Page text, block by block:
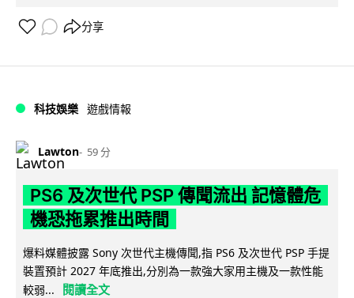
分享
科技娛樂 遊戲情報
Lawton 59 分
PS6 及次世代 PSP 傳聞流出 記憶體危
機恐拖累推出時間
爆料媒體披露 Sony 次世代主機傳聞,指 PS6 及次世代 PSP 手提
裝置預計 2027 年底推出,分別為一款強大家用主機及一款性能
較弱...
閱讀全文